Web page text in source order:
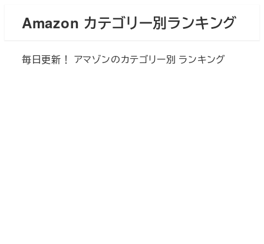
Amazon カテゴリー別ランキング
毎日更新！ アマゾンのカテゴリー別 ランキング